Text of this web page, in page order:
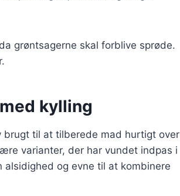
grøntsagerne skal forblive sprøde.
kylling
brugt til at tilberede mad hurtigt over
varianter, der har vundet indpas i
alsidighed og evne til at kombinere